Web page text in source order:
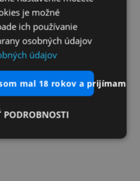
je možné
ich používanie
osobných údajov
údajov
mal 18 rokov a prijímam
PODROBNOSTI